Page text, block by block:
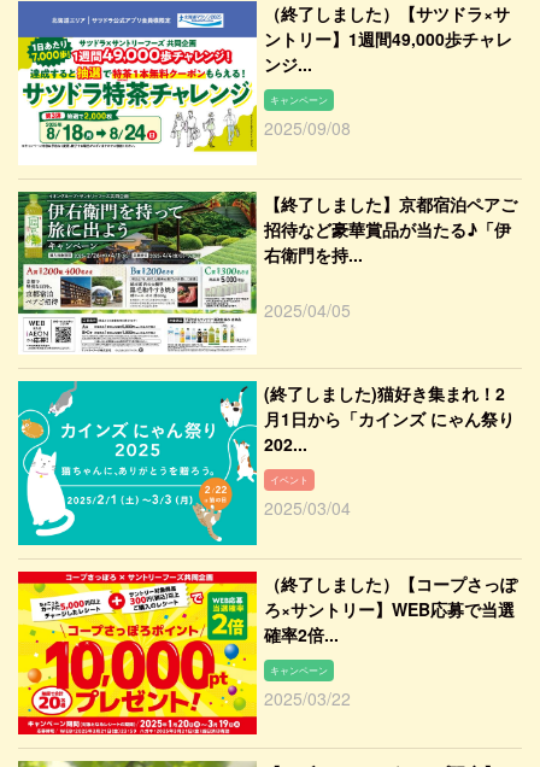
（終了しました）【サツドラ×サ
ントリー】1週間49,000歩チャレ
ンジ...
キャンペーン
2025/09/08
【終了しました】京都宿泊ペアご
招待など豪華賞品が当たる♪「伊
右衛門を持...
2025/04/05
(終了しました)猫好き集まれ！2
月1日から「カインズ にゃん祭り
202...
イベント
2025/03/04
（終了しました）【コープさっぽ
ろ×サントリー】WEB応募で当選
確率2倍...
キャンペーン
2025/03/22